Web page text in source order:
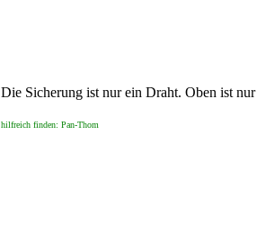
Die Sicherung ist nur ein Draht. Oben ist
hilfreich finden: Pan-Thom